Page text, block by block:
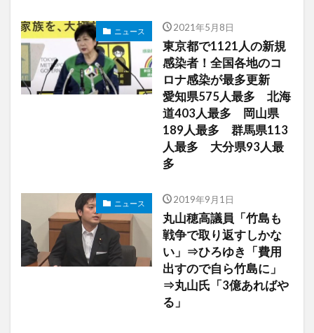
ニュース 2021年5月8日
東京都で1121人の新規
感染者！全国各地のコ
ロナ感染が最多更新
愛知県575人最多 北海
道403人最多 岡山県
189人最多 群馬県113
人最多 大分県93人最
多
ニュース 2019年9月1日
丸山穂高議員「竹島も
戦争で取り返すしかな
い」⇒ひろゆき「費用
出すので自ら竹島に」
⇒丸山氏「3億あればや
る」